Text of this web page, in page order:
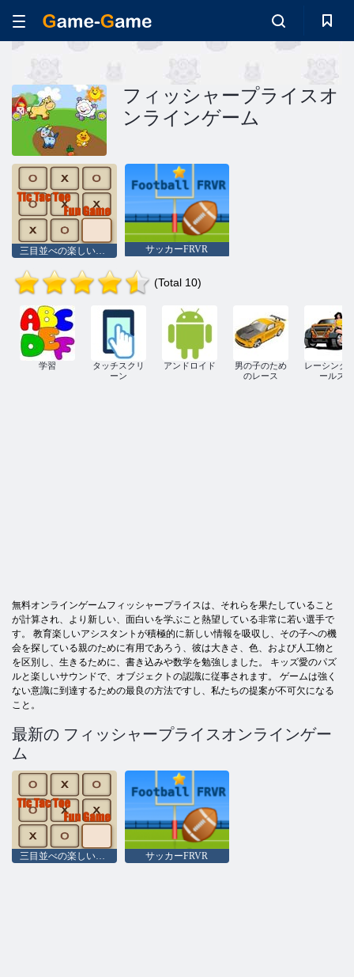
フィッシャープライスオ
ンラインゲーム
三目並べの楽しいゲーム サッカーFRVR
(Total 10)
学習
タッチスクリ
ーン
アンドロイド
男の子のため
のレース
レーシング·
ールズ
無料オンラインゲームフィッシャープライスは、それらを果たしていること
が計算され、より新しい、面白いを学ぶこと熱望している非常に若い選手で
す。 教育楽しいアシスタントが積極的に新しい情報を吸収し、その子への機
会を探している親のために有用であろう、彼は大きさ、色、および人工物と
を区別し、生きるために、書き込みや数学を勉強しました。 キッズ愛のパズ
ルと楽しいサウンドで、オブジェクトの認識に従事されます。 ゲームは強く
ない意識に到達するための最良の方法ですし、私たちの提案が不可欠になる
こと。
最新の フィッシャープライスオンラインゲー
ム
三目並べの楽しいゲーム サッカーFRVR